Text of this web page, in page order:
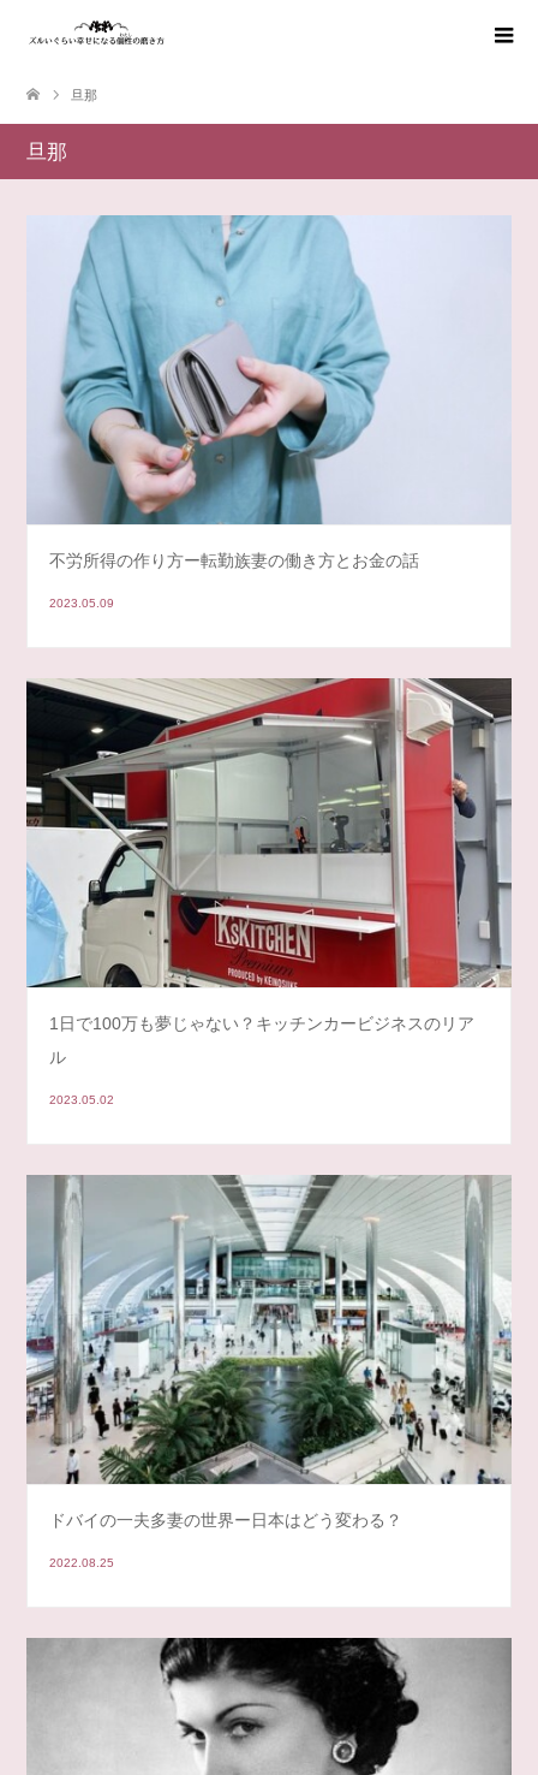
旦那
旦那
不労所得の作り方ー転勤族妻の働き方とお金の話
2023.05.09
1日で100万も夢じゃない？キッチンカービジネスのリア
ル
2023.05.02
ドバイの一夫多妻の世界ー日本はどう変わる？
2022.08.25